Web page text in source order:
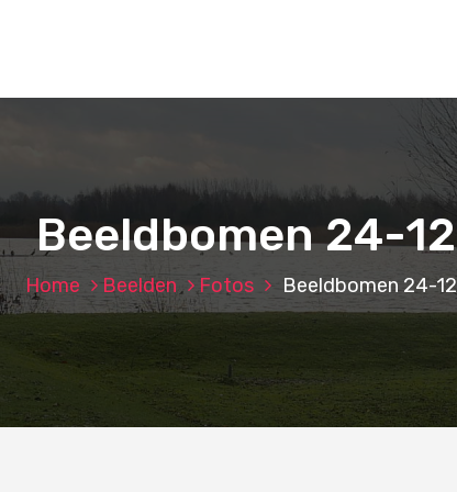
Beeldbomen 24-12
Home Beelden Fotos Beeldbomen 24-12